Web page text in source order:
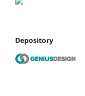
Depository